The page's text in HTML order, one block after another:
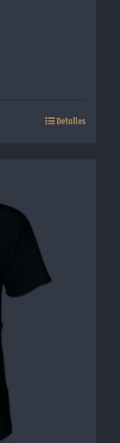
Detalles